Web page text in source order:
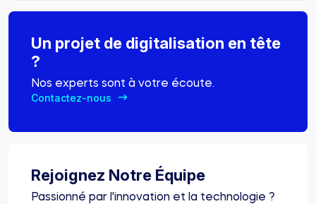
Un projet de digitalisation en tête
?
Nos experts sont à votre écoute.
Contactez-nous
Rejoignez Notre Équipe
Passionné par l'innovation et la technologie ?